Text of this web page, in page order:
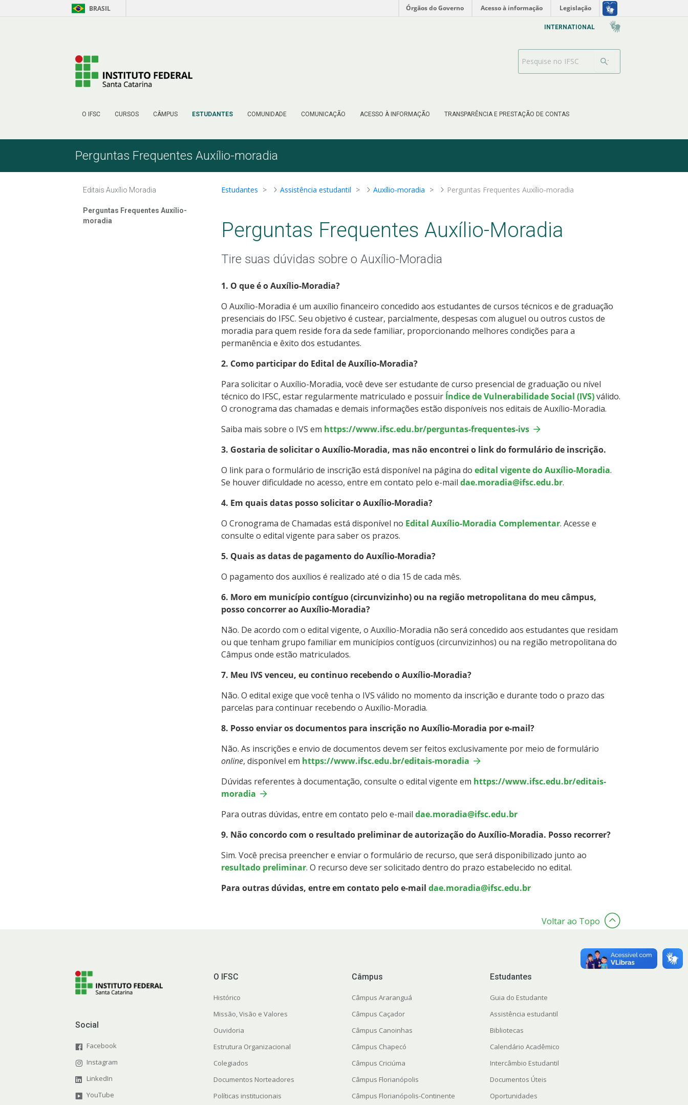
Pular para o Conteúdo BRASIL Órgãos do Governo Acesso à informação Legislação
O IFSC CURSOS CÂMPUS ESTUDANTES COMUNIDADE COMUNICAÇÃO ACESSO À INFORMAÇÃO TRANSPARÊNCIA E PRESTAÇÃO DE CONTAS
INTERNATIONAL
Barra de busca
Perguntas Frequentes Auxílio-moradia
Editais Auxílio Moradia
Perguntas Frequentes Auxílio-
moradia
Estudantes Assistência estudantil Auxílio-moradia Perguntas Frequentes Auxílio-moradia
Perguntas Frequentes Auxílio-Moradia
Tire suas dúvidas sobre o Auxílio-Moradia
1. O que é o Auxílio-Moradia?
O Auxílio-Moradia é um auxílio financeiro concedido aos estudantes de cursos técnicos e de graduação
presenciais do IFSC. Seu objetivo é custear, parcialmente, despesas com aluguel ou outros custos de
moradia para quem reside fora da sede familiar, proporcionando melhores condições para a
permanência e êxito dos estudantes.
2. Como participar do Edital de Auxílio-Moradia?
Para solicitar o Auxílio-Moradia, você deve ser estudante de curso presencial de graduação ou nível
técnico do IFSC, estar regularmente matriculado e possuir Índice de Vulnerabilidade Social (IVS)válido.
O cronograma das chamadas e demais informações estão disponíveis nos editais de Auxílio-Moradia.
Saiba mais sobre o IVS em https://www.ifsc.edu.br/perguntas-frequentes-ivs
3. Gostaria de solicitar o Auxílio-Moradia, mas não encontrei o link do formulário de inscrição.
O link para o formulário de inscrição está disponível na página do edital vigente do Auxílio-Moradia.
Se houver dificuldade no acesso, entre em contato pelo e-mail dae.moradia@ifsc.edu.br.
4. Em quais datas posso solicitar o Auxílio-Moradia?
O Cronograma de Chamadas está disponível no Edital Auxílio-Moradia Complementar. Acesse e
consulte o edital vigente para saber os prazos.
5. Quais as datas de pagamento do Auxílio-Moradia?
O pagamento dos auxílios é realizado até o dia 15 de cada mês.
6. Moro em município contíguo (circunvizinho) ou na região metropolitana do meu câmpus,
posso concorrer ao Auxílio-Moradia?
Não. De acordo com o edital vigente, o Auxílio-Moradia não será concedido aos estudantes que residam
ou que tenham grupo familiar em municípios contíguos (circunvizinhos) ou na região metropolitana do
Câmpus onde estão matriculados.
7. Meu IVS venceu, eu continuo recebendo o Auxílio-Moradia?
Não. O edital exige que você tenha o IVS válido no momento da inscrição e durante todo o prazo das
parcelas para continuar recebendo o Auxílio-Moradia.
8. Posso enviar os documentos para inscrição no Auxílio-Moradia por e-mail?
Não. As inscrições e envio de documentos devem ser feitos exclusivamente por meio de formulário
online, disponível em https://www.ifsc.edu.br/editais-moradia
Dúvidas referentes à documentação, consulte o edital vigente em https://www.ifsc.edu.br/editais-
moradia
Para outras dúvidas, entre em contato pelo e-mail dae.moradia@ifsc.edu.br
9. Não concordo com o resultado preliminar de autorização do Auxílio-Moradia. Posso recorrer?
Sim. Você precisa preencher e enviar o formulário de recurso, que será disponibilizado junto ao
resultado preliminar. O recurso deve ser solicitado dentro do prazo estabelecido no edital.
Para outras dúvidas, entre em contato pelo e-mail dae.moradia@ifsc.edu.br
Voltar ao Topo
Social
Facebook
Instagram
LinkedIn
YouTube
O IFSC
Histórico
Missão, Visão e Valores
Ouvidoria
Estrutura Organizacional
Colegiados
Documentos Norteadores
Políticas institucionais
Câmpus
Câmpus Araranguá
Câmpus Caçador
Câmpus Canoinhas
Câmpus Chapecó
Câmpus Criciúma
Câmpus Florianópolis
Câmpus Florianópolis-Continente
Estudantes
Guia do Estudante
Assistência estudantil
Bibliotecas
Calendário Acadêmico
Intercâmbio Estudantil
Documentos Úteis
Oportunidades